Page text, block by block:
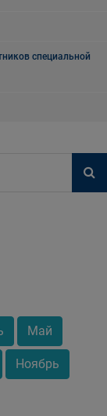
специальной
Май
Ноябрь